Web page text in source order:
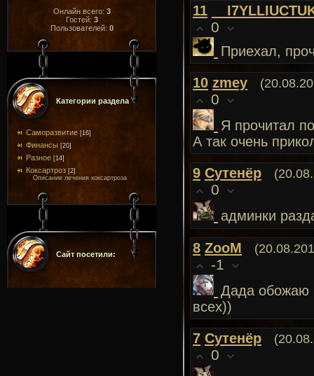
Онлайн всего: 3
Гостей: 3
Пользователей: 0
Категории раздела
Саморазвитие [16]
Финансы [20]
Разное [14]
Коксартроз [2]
Описание лечения коксартроза
Сайт посетили:
11
0
Приехал,
10 zmey
0
Я прочитал
А так очень
9 Сутенёр
0
админки
8 ZooM
-1
Дада обожаю
всех))
7 Сутенёр
0